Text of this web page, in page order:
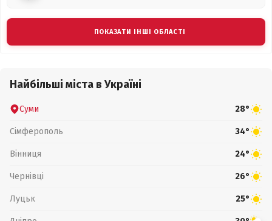
ПОКАЗАТИ ІНШІ ОБЛАСТІ
Найбільші міста в Україні
Суми 28°
Сімферополь 34°
Вінниця 24°
Чернівці 26°
Луцьк 25°